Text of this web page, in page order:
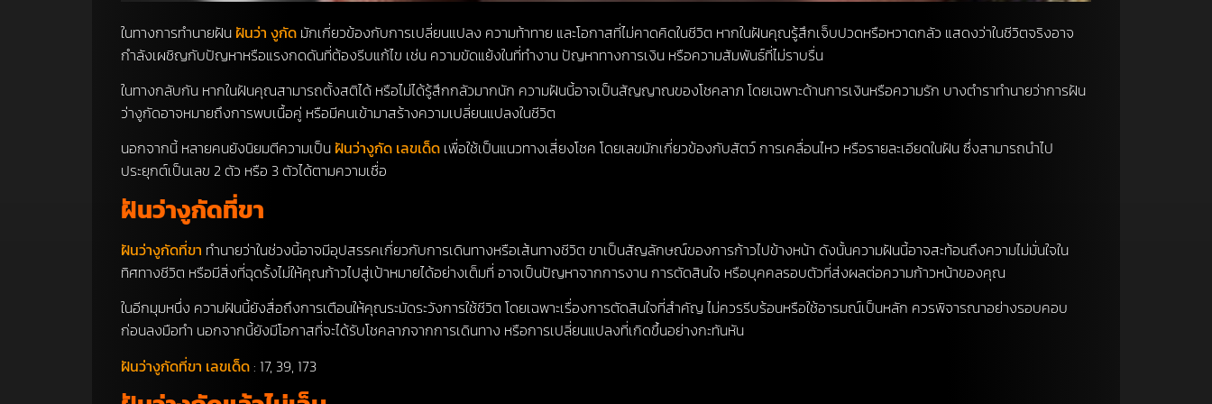
ในทางการทำนายฝัน ฝันว่า งูกัด มักเกี่ยวข้องกับการเปลี่ยนแปลง ความท้าทาย และโอกาสที่ไม่คาดคิดในชีวิต หากในฝันคุณรู้สึกเจ็บปวดหรือหวาดกลัว แสดงว่าในชีวิตจริงอาจ
กำลังเผชิญกับปัญหาหรือแรงกดดันที่ต้องรีบแก้ไข เช่น ความขัดแย้งในที่ทำงาน ปัญหาทางการเงิน หรือความสัมพันธ์ที่ไม่ราบรื่น
ในทางกลับกัน หากในฝันคุณสามารถตั้งสติได้ หรือไม่ได้รู้สึกกลัวมากนัก ความฝันนี้อาจเป็นสัญญาณของโชคลาภ โดยเฉพาะด้านการเงินหรือความรัก บางตำราทำนายว่าการฝัน
ว่างูกัดอาจหมายถึงการพบเนื้อคู่ หรือมีคนเข้ามาสร้างความเปลี่ยนแปลงในชีวิต
นอกจากนี้ หลายคนยังนิยมตีความเป็น ฝันว่างูกัด เลขเด็ด เพื่อใช้เป็นแนวทางเสี่ยงโชค โดยเลขมักเกี่ยวข้องกับสัตว์ การเคลื่อนไหว หรือรายละเอียดในฝัน ซึ่งสามารถนำไป
ประยุกต์เป็นเลข 2 ตัว หรือ 3 ตัวได้ตามความเชื่อ
ฝันว่างูกัดที่ขา
ฝันว่างูกัดที่ขา ทำนายว่าในช่วงนี้อาจมีอุปสรรคเกี่ยวกับการเดินทางหรือเส้นทางชีวิต ขาเป็นสัญลักษณ์ของการก้าวไปข้างหน้า ดังนั้นความฝันนี้อาจสะท้อนถึงความไม่มั่นใจใน
ทิศทางชีวิต หรือมีสิ่งที่ฉุดรั้งไม่ให้คุณก้าวไปสู่เป้าหมายได้อย่างเต็มที่ อาจเป็นปัญหาจากการงาน การตัดสินใจ หรือบุคคลรอบตัวที่ส่งผลต่อความก้าวหน้าของคุณ
ในอีกมุมหนึ่ง ความฝันนี้ยังสื่อถึงการเตือนให้คุณระมัดระวังการใช้ชีวิต โดยเฉพาะเรื่องการตัดสินใจที่สำคัญ ไม่ควรรีบร้อนหรือใช้อารมณ์เป็นหลัก ควรพิจารณาอย่างรอบคอบ
ก่อนลงมือทำ นอกจากนี้ยังมีโอกาสที่จะได้รับโชคลาภจากการเดินทาง หรือการเปลี่ยนแปลงที่เกิดขึ้นอย่างกะทันหัน
ฝันว่างูกัดที่ขา เลขเด็ด : 17, 39, 173